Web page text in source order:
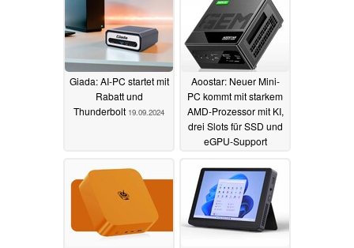
Giada: AI-PC startet mit
Rabatt und
Thunderbolt 19.09.2024
Aoostar: Neuer Mini-
PC kommt mit starkem
AMD-Prozessor mit KI,
drei Slots für SSD und
eGPU-Support